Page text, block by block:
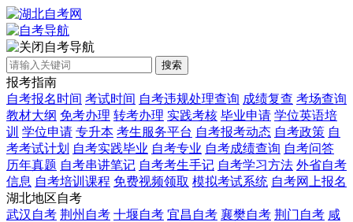
自考导航
搜索
报考指南
自考报名时间 考试时间 自考违规处理查询 成绩复查 考场查询
教材大纲 免考办理 转考办理 实践考核 毕业申请 学位英语培
训 学位申请 专升本 考生服务平台 自考报考动态 自考政策 自
考考试计划 自考实践毕业 自考专业 自考成绩查询 自考问答
历年真题 自考串讲笔记 自考考生手记 自考学习方法 外省自考
信息 自考培训课程 免费视频领取 模拟考试系统 自考网上报名
湖北地区自考
武汉自考 荆州自考 十堰自考 宜昌自考 襄樊自考 荆门自考 咸